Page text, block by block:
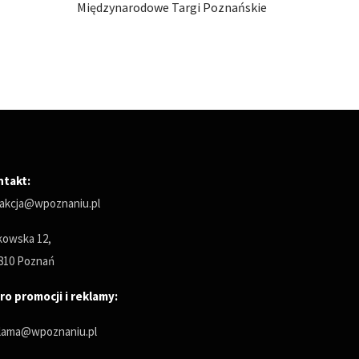
Międzynarodowe Targi Poznańskie
12,
Poznań
promocji i reklamy: